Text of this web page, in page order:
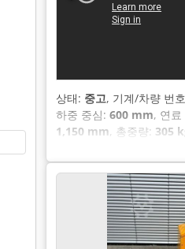
상태: 중고, 기계/차량 번
하중 중심: 600 mm, 연료
1,150 mm, 총중량: 305